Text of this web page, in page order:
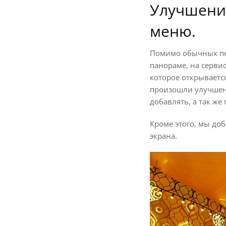
меню.
Помимо обычных
панораме, на
которое
произошли
добавлять, а так
Кроме этого, мы
экрана.